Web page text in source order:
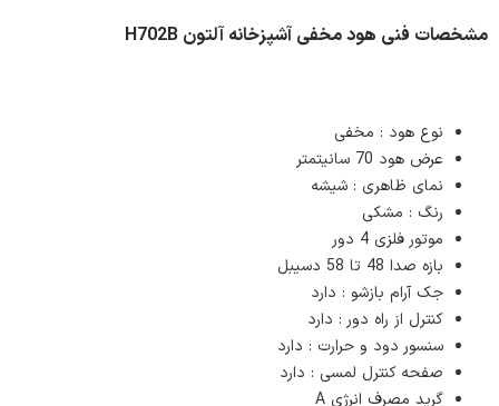
مشخصات فنی هود مخفی آشپزخانه آلتون H702B
نوع هود : مخفی
عرض هود 70 سانیتمتر
نمای ظاهری : شیشه
رنگ : مشکی
موتور فلزی 4 دور
بازه صدا 48 تا 58 دسیبل
جک آرام بازشو : دارد
کنترل از راه دور : دارد
سنسور دود و حرارت : دارد
صفحه کنترل لمسی : دارد
گرید مصرف انرژی A